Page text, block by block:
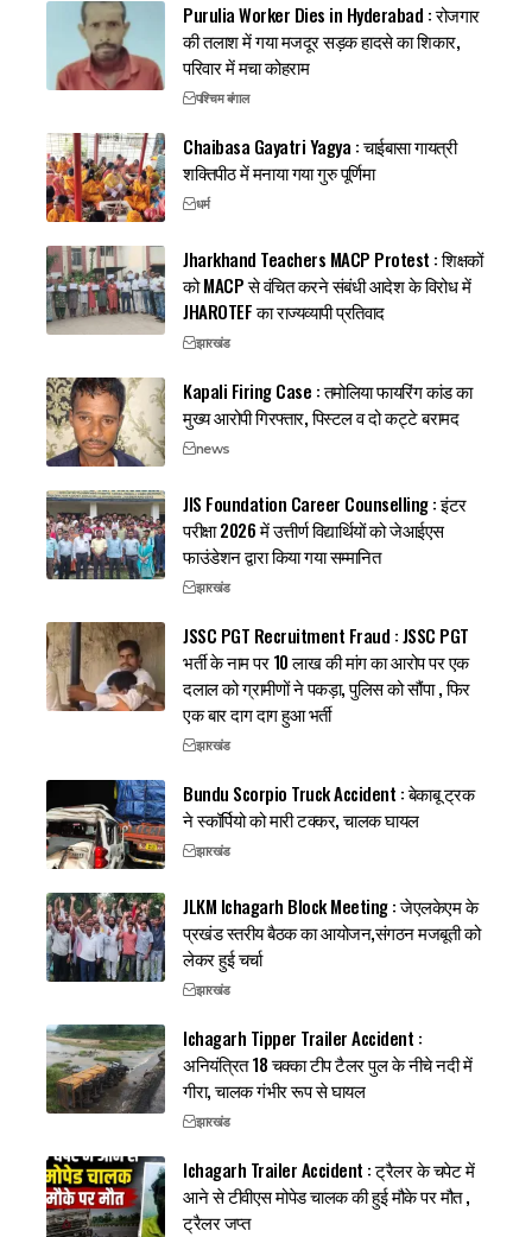
Purulia Worker Dies in Hyderabad : रोजगार
की तलाश में गया मजदूर सड़क हादसे का शिकार,
परिवार में मचा कोहराम
पश्चिम बंगाल
Chaibasa Gayatri Yagya : चाईबासा गायत्री
शक्तिपीठ में मनाया गया गुरु पूर्णिमा
धर्म
Jharkhand Teachers MACP Protest : शिक्षकों
को MACP से वंचित करने संबंधी आदेश के विरोध में
JHAROTEF का राज्यव्यापी प्रतिवाद
झारखंड
Kapali Firing Case : तमोलिया फायरिंग कांड का
मुख्य आरोपी गिरफ्तार, पिस्टल व दो कट्टे बरामद
news
JIS Foundation Career Counselling : इंटर
परीक्षा 2026 में उत्तीर्ण विद्यार्थियों को जेआईएस
फाउंडेशन द्वारा किया गया सम्मानित
झारखंड
JSSC PGT Recruitment Fraud : JSSC PGT
भर्ती के नाम पर 10 लाख की मांग का आरोप पर एक
दलाल को ग्रामीणों ने पकड़ा, पुलिस को सौंपा , फिर
एक बार दाग दाग हुआ भर्ती
झारखंड
Bundu Scorpio Truck Accident : बेकाबू ट्रक
ने स्कॉर्पियो को मारी टक्कर, चालक घायल
झारखंड
JLKM Ichagarh Block Meeting : जेएलकेएम के
प्रखंड स्तरीय बैठक का आयोजन,संगठन मजबूती को
लेकर हुई चर्चा
झारखंड
Ichagarh Tipper Trailer Accident :
अनियंत्रित 18 चक्का टीप टैलर पुल के नीचे नदी में
गीरा, चालक गंभीर रूप से घायल
झारखंड
Ichagarh Trailer Accident : ट्रैलर के चपेट में
आने से टीवीएस मोपेड चालक की हुई मौके पर मौत ,
ट्रैलर जप्त